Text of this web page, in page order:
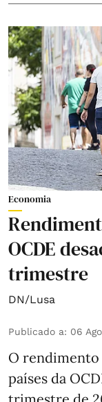
Economia
OCDE
trimestre
DN/Lusa
Publicado a: 06
O rendimento
países da